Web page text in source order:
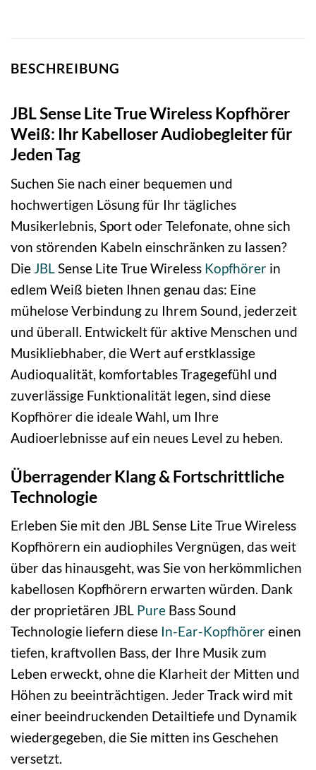
BESCHREIBUNG
JBL Sense Lite True Wireless Kopfhörer
Weiß: Ihr Kabelloser Audiobegleiter für
Jeden Tag
Suchen Sie nach einer bequemen und
hochwertigen Lösung für Ihr tägliches
Musikerlebnis, Sport oder Telefonate, ohne sich
von störenden Kabeln einschränken zu lassen?
Die JBLSense Lite True Wireless Kopfhörer in
edlem Weiß bieten Ihnen genau das: Eine
mühelose Verbindung zu Ihrem Sound, jederzeit
und überall. Entwickelt für aktive Menschen und
Musikliebhaber, die Wert auf erstklassige
Audioqualität, komfortables Tragegefühl und
zuverlässige Funktionalität legen, sind diese
Kopfhörer die ideale Wahl, um Ihre
Audioerlebnisse auf ein neues Level zu heben.
Überragender Klang & Fortschrittliche
Technologie
Erleben Sie mit den JBL Sense Lite True Wireless
Kopfhörern ein audiophiles Vergnügen, das weit
über das hinausgeht, was Sie von herkömmlichen
kabellosen Kopfhörern erwarten würden. Dank
der proprietären JBL Pure Bass Sound
Technologie liefern diese In-Ear-Kopfhörereinen
tiefen, kraftvollen Bass, der Ihre Musik zum
Leben erweckt, ohne die Klarheit der Mitten und
Höhen zu beeinträchtigen. Jeder Track wird mit
einer beeindruckenden Detailtiefe und Dynamik
wiedergegeben, die Sie mitten ins Geschehen
versetzt.